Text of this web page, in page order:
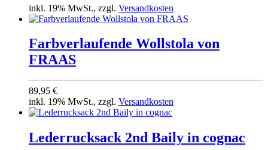
inkl. 19% MwSt., zzgl. Versandkosten
Farbverlaufende Wollstola von
FRAAS
89,95 €
inkl. 19% MwSt., zzgl. Versandkosten
Lederrucksack 2nd Baily in cognac